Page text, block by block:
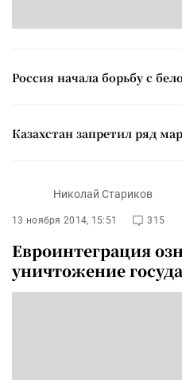
Россия начала борьбу с
Казахстан запретил ряд
Николай Стариков
13 ноября 2014, 15:51 315
Евроинтеграция
уничтожение